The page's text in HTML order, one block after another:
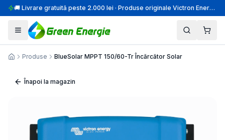
🚚 Livrare gratuită peste 2.000 lei · Produse originale Victron Energy · Montaj profesional
AcasăProduse BlueSolar MPPT 150/60-Tr Încărcător Solar
Înapoi la magazin